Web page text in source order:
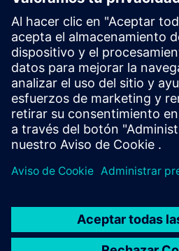
Los codificadores de control
las distancias de recorrido, los
velocidades o las posiciones de
Monte estos sistemas de
directa en ejes, ejes o motores
sistemas de control.